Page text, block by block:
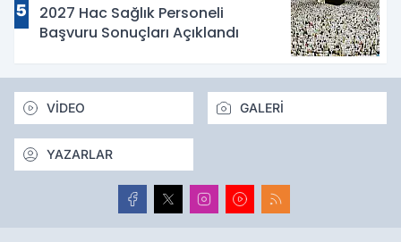
5
2027 Hac Sağlık Personeli
Başvuru Sonuçları Açıklandı
VİDEO GALERİ
YAZARLAR